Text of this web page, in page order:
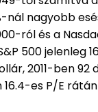
nál nagyobb
ról és a
500 jelenleg
2011-ben 92
16.4-es P/E